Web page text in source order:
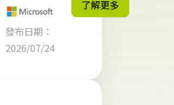
者」殊
榮
流程正
式進入
接在
Visual
Studio
發布日期：
2026/07/24
了解更多